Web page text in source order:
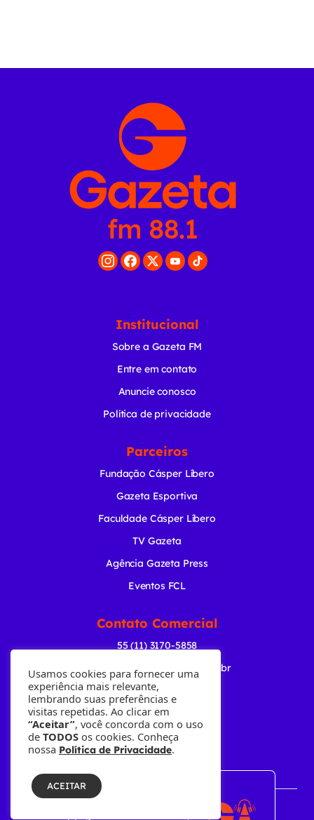
Institucional
Sobre a Gazeta FM
Entre em contato
Anuncie conosco
Política de privacidade
Parceiros
Fundação Cásper Líbero
Gazeta Esportiva
Faculdade Cásper Líbero
TV Gazeta
Agência Gazeta Press
Eventos FCL
Contato Comercial
55 (11) 3170-5858
comercial@radiogazeta.com.br
Baixe nosso APP
© Copyright 2001-2026 • Fundação Cásper Líbero.
Usamos cookies para fornecer uma
experiência mais relevante,
lembrando suas preferências e
visitas repetidas. Ao clicar em
“Aceitar”, você concorda com o uso
de TODOS os cookies. Conheça
nossa Política de Privacidade.
ACEITAR